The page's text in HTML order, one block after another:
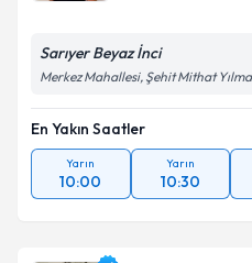
Sarıyer Beyaz İnci
Merkez Mahallesi, Şehit Mithat
En Yakın Saatler
Yarın
10:00
Yarın
10:30